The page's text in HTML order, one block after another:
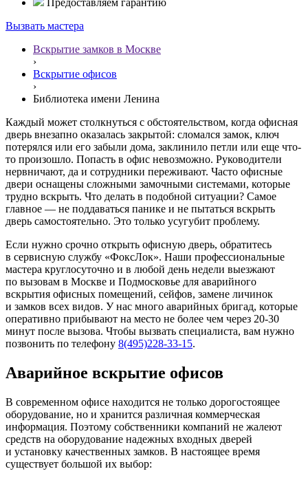
Вызвать мастера
Вскрытие замков в Москве
›
Вскрытие офисов
›
Библиотека имени Ленина
Каждый может столкнуться с обстоятельством, когда офисная
дверь внезапно оказалась закрытой: сломался замок, ключ
потерялся или его забыли дома, заклинило петли или еще что-
то произошло. Попасть в офис невозможно. Руководители
нервничают, да и сотрудники переживают. Часто офисные
двери оснащены сложными замочными системами, которые
трудно вскрыть. Что делать в подобной ситуации? Самое
главное — не поддаваться панике и не пытаться вскрыть
дверь самостоятельно. Это только усугубит проблему.
Если нужно срочно открыть офисную дверь, обратитесь
в сервисную службу «ФоксЛок». Наши профессиональные
мастера круглосуточно и в любой день недели выезжают
по вызовам в Москве и Подмосковье для аварийного
вскрытия офисных помещений, сейфов, замене личинок
и замков всех видов. У нас много аварийных бригад, которые
оперативно прибывают на место не более чем через 20-30
минут после вызова. Чтобы вызвать специалиста, вам нужно
позвонить по телефону 8(495)228-33-15.
Аварийное вскрытие офисов
В современном офисе находится не только дорогостоящее
оборудование, но и хранится различная коммерческая
информация. Поэтому собственники компаний не жалеют
средств на оборудование надежных входных дверей
и установку качественных замков. В настоящее время
существует большой их выбор: